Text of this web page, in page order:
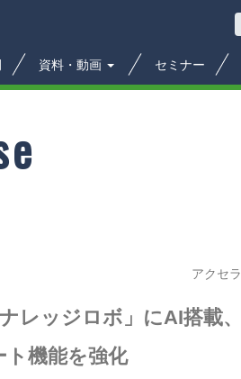
資料・動画 セミナー
アクセ
レッジロボ」にAI搭載、
機能を強化